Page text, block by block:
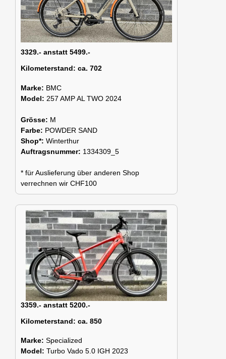
3329.- anstatt 5499.-
Kilometerstand: ca. 702
Marke: BMC
Model: 257 AMP AL TWO 2024
Grösse: M
Farbe: POWDER SAND
Shop*: Winterthur
Auftragsnummer: 1334309_5
* für Auslieferung über anderen Shop
verrechnen wir CHF100
3359.- anstatt 5200.-
Kilometerstand: ca. 850
Marke: Specialized
Model: Turbo Vado 5.0 IGH 2023